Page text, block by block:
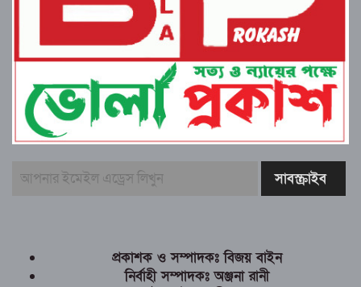
প্রকাশক ও সম্পাদকঃ বিজয় বাইন
নির্বাহী সম্পাদকঃ অঞ্জনা রানী